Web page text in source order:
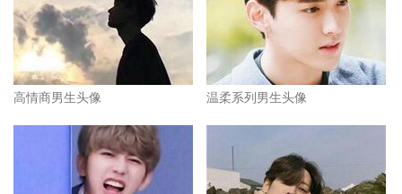
高情商男生头像 温柔系列男生头像